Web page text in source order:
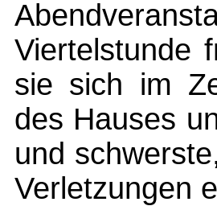
Viertelstunde
sie sich im
des Hauses
und
Verletzungen